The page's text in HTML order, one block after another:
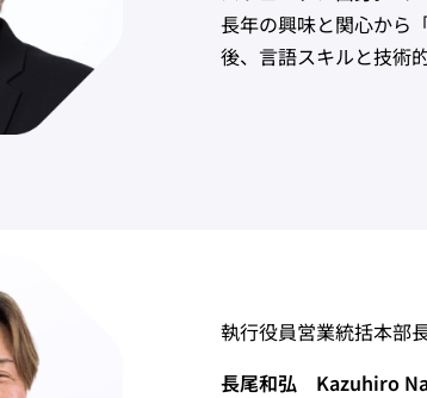
長年の興味と関心から
後、言語スキルと技術
執行役員営業統括本部
長尾和弘 Kazuhiro